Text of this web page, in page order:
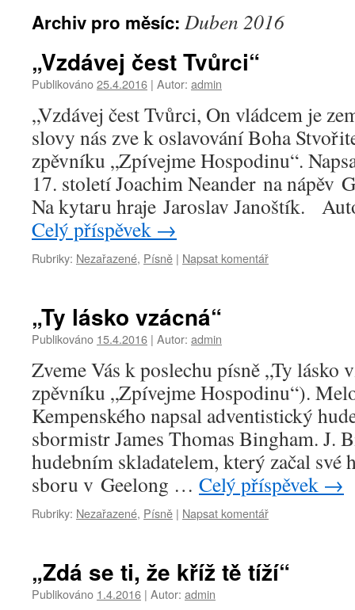
Archiv pro měsíc: Duben 2016
„Vzdávej čest Tvůrci“
Publikováno25.4.2016 | Autor: admin
„Vzdávej čest Tvůrci, On vládcem je
slovy nás zve k oslavování Boha
zpěvníku „Zpívejme Hospodinu“.
17. století Joachim Neander na nápěv
Na kytaru hraje Jaroslav Janoštík.
Celý příspěvek →
Rubriky: Nezařazené, Písně | Napsat komentář
„Ty lásko vzácná“
Publikováno 15.4.2016 | Autor: admin
Zveme Vás k poslechu písně „Ty lásko
zpěvníku „Zpívejme Hospodinu“).
Kempenského napsal adventistický
sbormistr James Thomas Bingham. J.
hudebním skladatelem, který začal
sboru v Geelong … Celý příspěvek →
Rubriky: Nezařazené, Písně | Napsat komentář
„Zdá se ti, že kříž tě tíží“
Publikováno 1.4.2016 | Autor: admin